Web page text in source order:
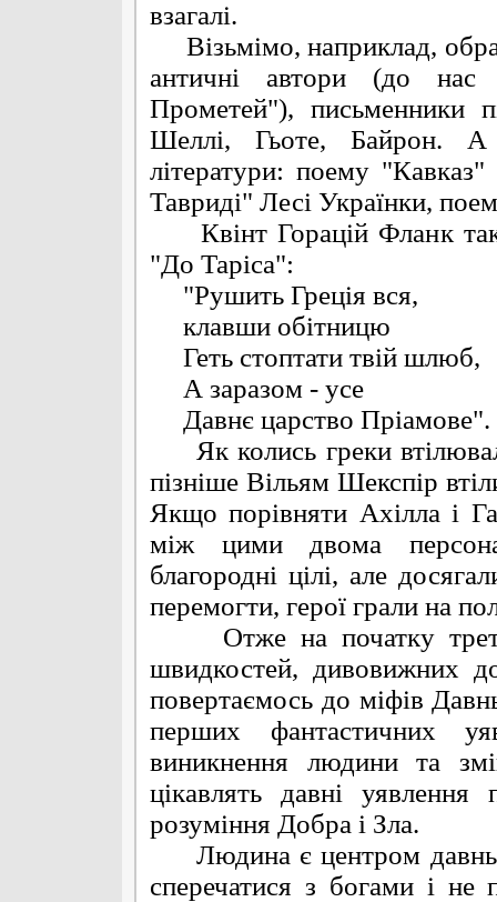
взагалі.
Візьмімо, наприклад,
античні автори (до
Прометей"), письменники
Шеллі, Гьоте, Байрон. А
літератури: поему
Тавриді" Лесі Українки,
Квінт Горацій Фланк так
"До Таріса":
"Рушить Греція вся,
клавши обітницю
Геть стоптати твій шлюб,
А заразом - усе
Давнє царство Пріамове".
Як колись греки
пізніше Вільям Шекспір
Якщо порівняти Ахілла і
між цими двома
благородні цілі, але
перемогти, герої грали на
Отже на початку
швидкостей, дивовижних
повертаємось до міфів
перших фантастичних
виникнення людини та
цікавлять давні
розуміння Добра і Зла.
Людина є центром
сперечатися з богами і не